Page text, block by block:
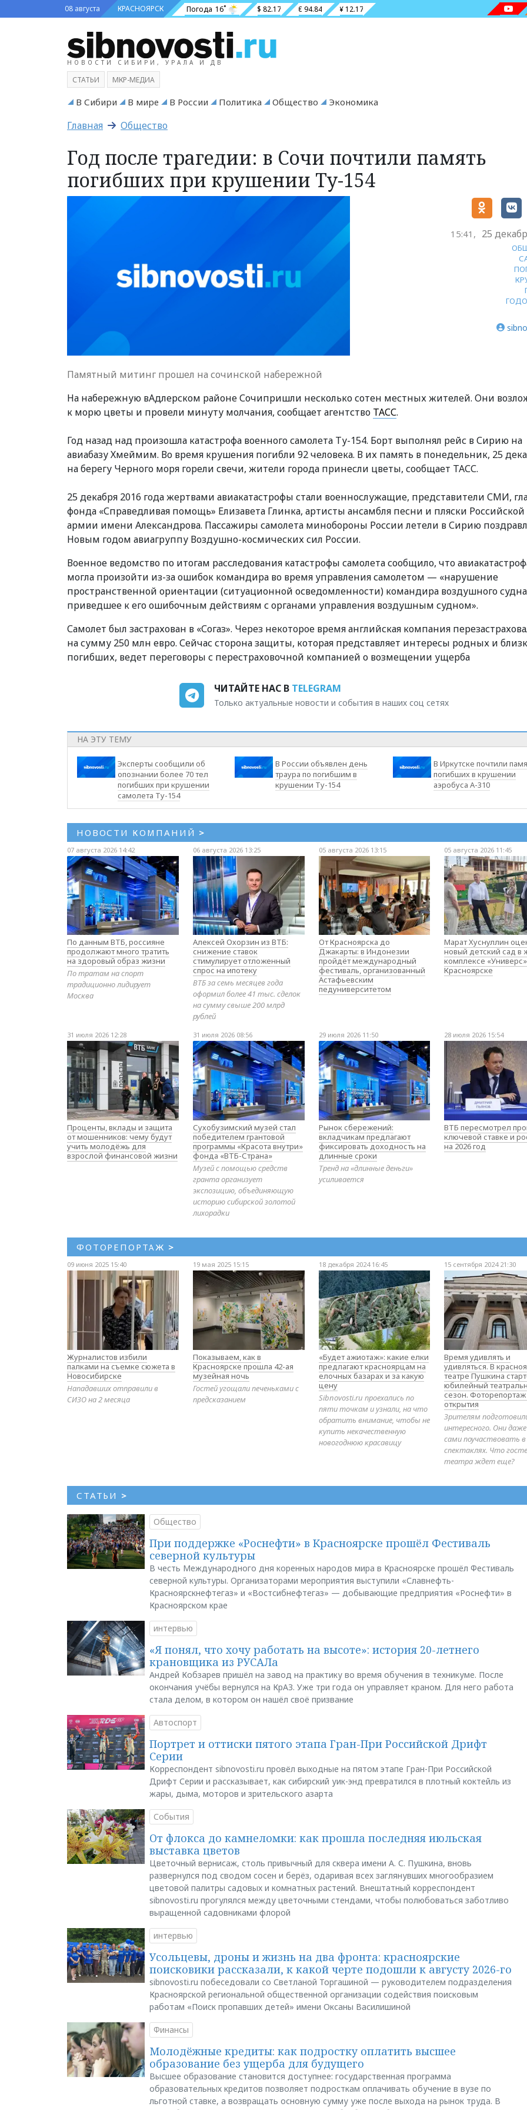
08 августа КРАСНОЯРСК Погода 16˚ $ 82.17 € 94.84 ¥ 12.17
НОВОСТИ СИБИРИ, УРАЛА И ДВ
СТАТЬИ МКР-МЕДИА
В Сибири В мире В России Политика Общество Экономика
Главная Общество
Год после трагедии: в Сочи почтили память
погибших при крушении Ту-154
15:41, 25
Памятный митинг прошел на сочинской набережной
На набережную вАдлерском районеСочипришли несколько сотен местных жителей. Они
к морю цветы и провели минуту молчания, сообщает агентство ТАСС.
Год назад над произошла катастрофа военного самолета Ту-154. Борт выполнял рейс в Сирию на
авиабазу Хмеймим. Во время крушения погибли 92 человека. В их память в понедельник, 25
на берегу Черного моря горели свечи, жители города принесли цветы, сообщает ТАСС.
25 декабря 2016 года жертвами авиакатастрофы стали военнослужащие, представители СМИ,
фонда «Справедливая помощь» Елизавета Глинка, артисты ансамбля песни и пляски Российской
армии имени Александрова. Пассажиры самолета минобороны России летели в Сирию
Новым годом авиагруппу Воздушно-космических сил России.
Военное ведомство по итогам расследования катастрофы самолета сообщило, что
могла произойти из-за ошибок командира во время управлениясамолетом — «нарушение
пространственной ориентации (ситуационной осведомленности) командира воздушного
приведшее к его ошибочным действиям с органами управления воздушным судном».
Самолет был застрахован в «Согаз». Через некоторое времяанглийская компания
на сумму 250 млн евро. Сейчас сторона защиты, которая представляет интересы родных и
погибших, ведет переговоры с перестраховочной компанией о возмещении ущерба
ЧИТАЙТЕ НАС В TELEGRAM
Только актуальные новости и события в наших соц сетях
НА ЭТУ ТЕМУ
Эксперты сообщили об
опознании более 70 тел
погибших при крушении
самолета Ту-154
В России объявлен день
траура по погибшим в
крушении Ту-154
В Иркутске почтили
погибших в крушении
аэробуса А-310
НОВОСТИ КОМПАНИЙ >
07 августа 2026 14:42
По данным ВТБ, россияне
продолжают много тратить
на здоровый образ жизни
По тратам на спорт
традиционно лидирует
Москва
06 августа 2026 13:25
Алексей Охорзин из ВТБ:
снижение ставок
стимулирует отложенный
спрос на ипотеку
ВТБ за семь месяцев года
оформил более 41 тыс. сделок
на сумму свыше 200 млрд
рублей
05 августа 2026 13:15
От Красноярска до
Джакарты: в Индонезии
пройдёт международный
фестиваль, организованный
Астафьевским
педуниверситетом
05 августа 2026 11:45
Марат Хуснуллин
новый детский сад в
комплексе
Красноярске
31 июля 2026 12:28
Проценты, вклады и защита
от мошенников: чему будут
учить молодёжь для
взрослой финансовой жизни
31 июля 2026 08:56
Сухобузимский музей стал
победителем грантовой
программы «Красота внутри»
фонда «ВТБ-Страна»
Музей с помощью средств
гранта организует
экспозицию, объединяющую
историю сибирской золотой
лихорадки
29 июля 2026 11:50
Рынок сбережений:
вкладчикам предлагают
фиксировать доходность на
длинные сроки
Тренд на «длинные деньги»
усиливается
28 июля 2026 15:54
ВТБ пересмотрел
ключевой ставке и
на 2026 год
ФОТОРЕПОРТАЖ >
09 июня 2025 15:40
Журналистов избили
палками на съемке сюжета в
Новосибирске
Нападавших отправили в
СИЗО на 2 месяца
19 мая 2025 15:15
Показываем, как в
Красноярске прошла 42-ая
музейная ночь
Гостей угощали печеньками с
предсказанием
18 декабря 2024 16:45
«Будет ажиотаж»: какие елки
предлагают красноярцам на
елочных базарах и за какую
цену
Sibnovosti.ru проехались по
пяти точкам и узнали, на что
обратить внимание, чтобы не
купить некачественную
новогоднюю красавицу
15 сентября 2024 21:30
Время удивлять и
удивляться. В
театре Пушкина
юбилейный
сезон. Фоторепортаж
открытия
Зрителям
интересного. Они
сами поучаствовать в
спектаклях. Что
театра ждет еще?
СТАТЬИ >
Общество
При поддержке «Роснефти» в Красноярске прошёл Фестиваль
северной культуры
В честь Международного дня коренных народов мира в Красноярске прошёл Фестиваль
северной культуры. Организаторами мероприятия выступили «Славнефть-
Красноярскнефтегаз» и «Востсибнефтегаз» — добывающие предприятия «Роснефти» в
Красноярском крае
интервью
«Я понял, что хочу работать на высоте»: история 20-летнего
крановщика из РУСАЛа
Андрей Кобзарев пришёл на завод на практику во время обучения в техникуме. После
окончания учёбы вернулся на КрАЗ. Уже три года он управляет краном. Для него работа
стала делом, в котором он нашёл своё призвание
Автоспорт
Портрет и оттиски пятого этапа Гран-При Российской Дрифт
Серии
Корреспондент sibnovosti.ru провёл выходные на пятом этапе Гран-При Российской
Дрифт Серии и рассказывает, как сибирский уик-энд превратился в плотный коктейль из
жары, дыма, моторов и зрительского азарта
События
От флокса до камнеломки: как прошла последняя июльская
выставка цветов
Цветочный вернисаж, столь привычный для сквера имени А. С. Пушкина, вновь
развернулся под сводом сосен и берёз, одаривая всех заглянувших многообразием
цветовой палитры садовых и комнатных растений. Внештатный корреспондент
sibnovosti.ru прогулялся между цветочными стендами, чтобы полюбоваться заботливо
выращенной садовниками флорой
интервью
Усольцевы, дроны и жизнь на два фронта: красноярские
поисковики рассказали, к какой черте подошли к августу 2026-го
sibnovosti.ru побеседовали со Светланой Торгашиной — руководителем подразделения
Красноярской региональной общественной организации содействия поисковым
работам «Поиск пропавших детей» имени Оксаны Василишиной
Финансы
Молодёжные кредиты: как подростку оплатить высшее
образование без ущерба для будущего
Высшее образование становится доступнее: государственная программа
образовательных кредитов позволяет подросткам оплачивать обучение в вузе по
льготной ставке, а возвращать основную сумму уже после выхода на рынок труда. В